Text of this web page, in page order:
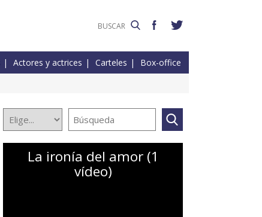
Actores y actrices Carteles Box-office
La ironía del amor (1
vídeo)